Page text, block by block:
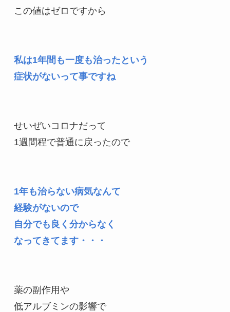
この値はゼロですから
私は1年間も一度も治ったという
症状がないって事ですね
せいぜいコロナだって
1週間程で普通に戻ったので
1年も治らない病気なんて
経験がないので
自分でも良く分からなく
なってきてます・・・
薬の副作用や
低アルブミンの影響で